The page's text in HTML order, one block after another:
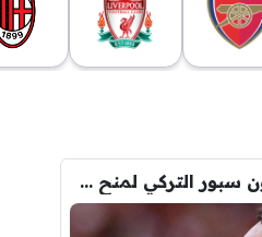
6 أسباب دفعت طرابزون سبور التركي لمنح محمد صلاح راتب كبير